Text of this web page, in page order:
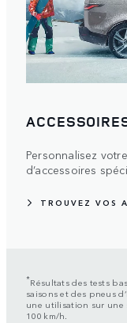
Personnalisez
d’accessoires
TROUVEZ VOS
*Résultats des tests
saisons et des pneus
une utilisation sur une
100 km/h.